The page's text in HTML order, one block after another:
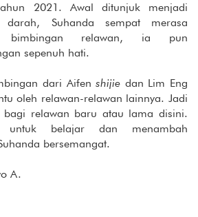
2021. Awal ditunjuk menjadi
darah, Suhanda sempat merasa
bimbingan relawan, ia pun
sepenuh hati.
dari Aifenshijie dan Lim Eng
oleh relawan-relawan lainnya. Jadi
relawan baru atau lama disini.
belajar dan menambah
bersemangat.
A.